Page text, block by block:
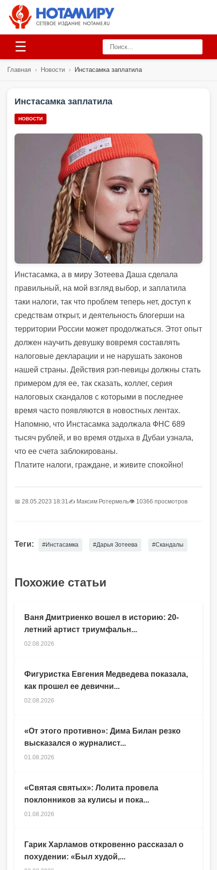
☰
Главная › Новости › Инстасамка заплатила
Инстасамка заплатила
НОВОСТИ
Инстасамка, а в миру Зотеева Даша сделала
правильный, на мой взгляд выбор, и заплатила
таки налоги, так что проблем теперь нет, доступ к
средствам открыт, и деятельность блогерши на
территории России может продолжаться. Этот опыт
должен научить девушку вовремя составлять
налоговые декларации и не нарушать законов
нашей страны. Действия рэп-певицы должны стать
примером для ее, так сказать, коллег, серия
налоговых скандалов с которыми в последнее
время часто появляются в новостных лентах.
Напомню, что Инстасамка задолжала ФНС 689
тысяч рублей, и во время отдыха в Дубаи узнала,
что ее счета заблокированы.
Платите налоги, граждане, и живите спокойно!
📅 28.05.2023 18:31✍️ Максим Ротермель👁 10366 просмотров
Теги: #Инстасамка #Дарья Зотеева #Скандалы
Похожие статьи
Гарик Харламов откровенно рассказал о
похудении: «Был худой,...
Ваня Дмитриенко вошел в историю: 20-
летний артист триумфальн...
02.08.2026
Фигуристка Евгения Медведева показала,
как прошел ее девични...
02.08.2026
«От этого противно»: Дима Билан резко
высказался о журналист...
01.08.2026
«Святая святых»: Лолита провела
поклонников за кулисы и пока...
01.08.2026